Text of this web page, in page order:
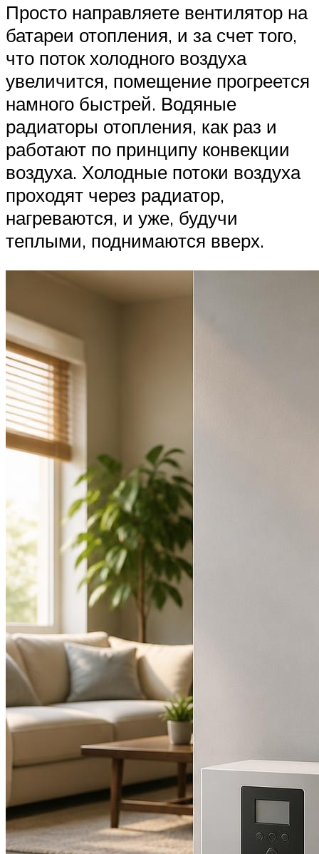
Просто направляете вентилятор на
батареи отопления, и за счет того,
что поток холодного воздуха
увеличится, помещение прогреется
намного быстрей. Водяные
радиаторы отопления, как раз и
работают по принципу конвекции
воздуха. Холодные потоки воздуха
проходят через радиатор,
нагреваются, и уже, будучи
теплыми, поднимаются вверх.